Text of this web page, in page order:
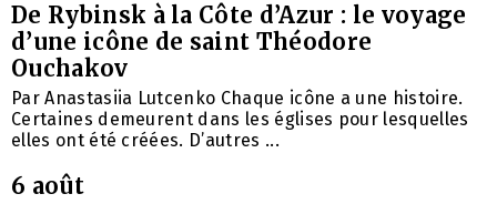
De Rybinsk à la Côte d’Azur : le voyage
d’une icône de saint Théodore
Ouchakov
Par Anastasiia Lutcenko Chaque icône a une histoire.
Certaines demeurent dans les églises pour lesquelles
elles ont été créées. D’autres ...
6 août